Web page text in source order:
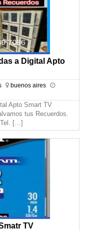
a Digital Apto
buenos aires
Apto Smart TV
tus Recuerdos.
[…]
TV